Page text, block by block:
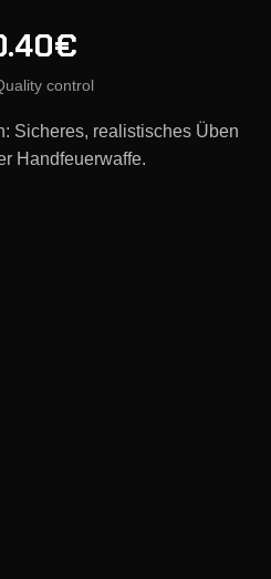
control
Sicheres, realistisches Üben
Handfeuerwaffe.